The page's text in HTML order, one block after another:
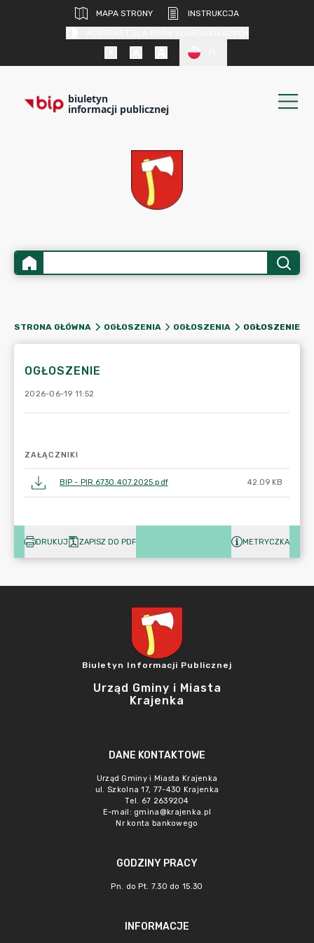
MAPA STRONY
INSTRUKCJA
biuletyn
informacji publicznej
STRONA GŁÓWNA OGŁOSZENIA OGŁOSZENIA OGŁOSZENIE
OGŁOSZENIE
2026-06-19 11:52
ZAŁĄCZNIKI
BIP - PIR.6730.407.2025.pdf 42.09 KB
DRUKUJ ZAPISZ DO PDF METRYCZKA
Biuletyn Informacji Publicznej
Urząd Gminy i Miasta
Krajenka
DANE KONTAKTOWE
Urząd Gminy i Miasta Krajenka
ul. Szkolna 17, 77-430 Krajenka
Tel. 67 2639204
E-mail: gmina@krajenka.pl
Nr konta bankowego
GODZINY PRACY
Pn. do Pt. 7.30 do 15.30
INFORMACJE